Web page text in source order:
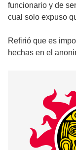
funcionario y de
cual solo expuso
Refirió que es
hechas en el